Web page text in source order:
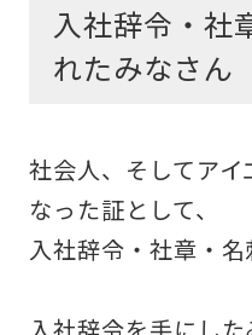
入社辞令・社
れたみなさん
社会人、そしてア
なった証として、
入社辞令・社章・名